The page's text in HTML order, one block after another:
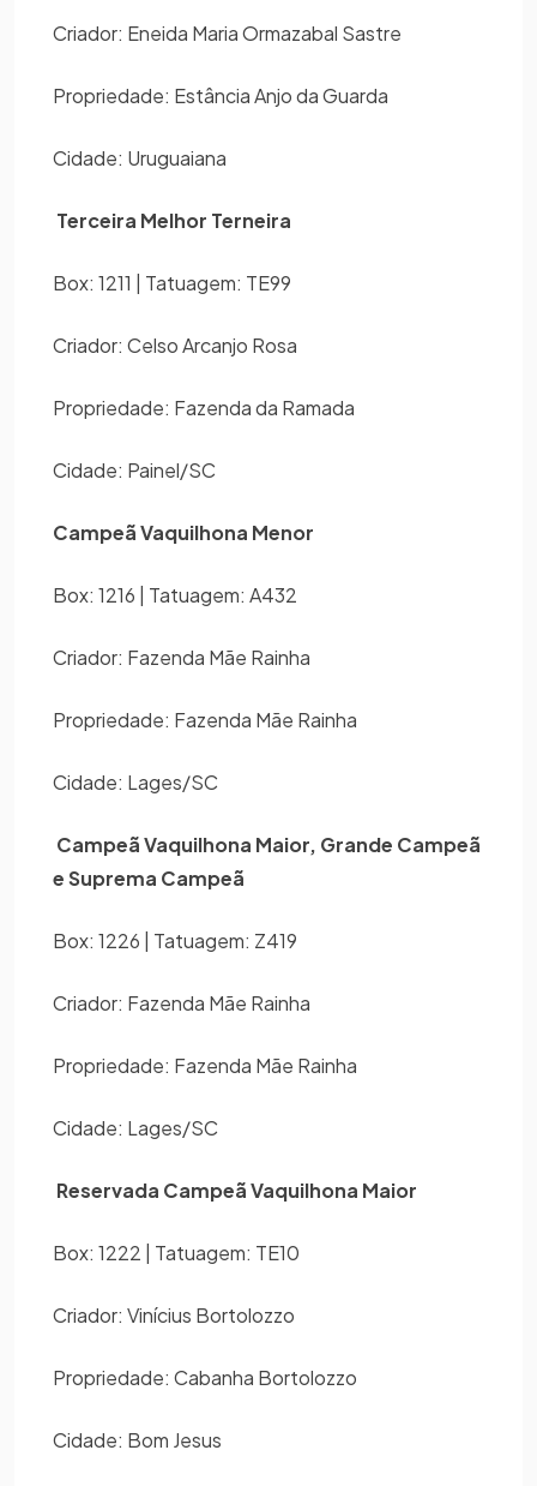
Criador: Eneida Maria Ormazabal Sastre
Propriedade: Estância Anjo da Guarda
Cidade: Uruguaiana
Terceira Melhor Terneira
Box: 1211 | Tatuagem: TE99
Criador: Celso Arcanjo Rosa
Propriedade: Fazenda da Ramada
Cidade: Painel/SC
Campeã Vaquilhona Menor
Box: 1216 | Tatuagem: A432
Criador: Fazenda Mãe Rainha
Propriedade: Fazenda Mãe Rainha
Cidade: Lages/SC
Campeã Vaquilhona Maior, Grande Campeã
e Suprema Campeã
Box: 1226 | Tatuagem: Z419
Criador: Fazenda Mãe Rainha
Propriedade: Fazenda Mãe Rainha
Cidade: Lages/SC
Reservada Campeã Vaquilhona Maior
Box: 1222 | Tatuagem: TE10
Criador: Vinícius Bortolozzo
Propriedade: Cabanha Bortolozzo
Cidade: Bom Jesus